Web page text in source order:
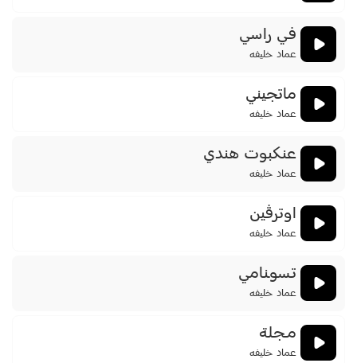
فـي راسـي
عماد خليفه
ماتجيني
عماد خليفه
عنكبوت هندي
عماد خليفه
اوترڤين
عماد خليفه
تـسوـنـامي
عماد خليفه
مــجـلـة
عماد خليفه